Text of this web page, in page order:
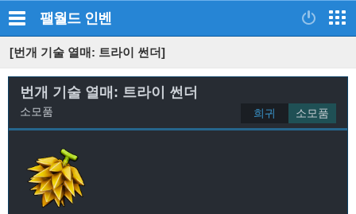
팰월드 인벤
[번개 기술 열매: 트라이 썬더]
번개 기술 열매: 트라이 썬더
소모품 희귀 소모품